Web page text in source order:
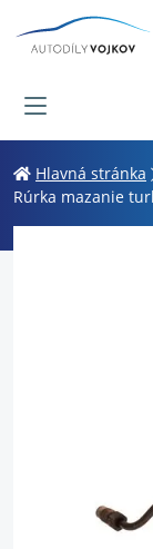
Hlavná stránka
Rúrka mazanie